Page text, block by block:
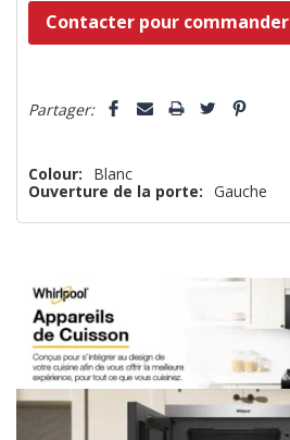
Dépêchez-
vous!
n’en
plus
que
Contacter pour commander
Partager:
Colour:
Blanc
Ouverture de la porte: Gauche